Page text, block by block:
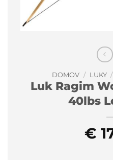
DOMOV / LUKY /
Luk Ragim
40lbs
€